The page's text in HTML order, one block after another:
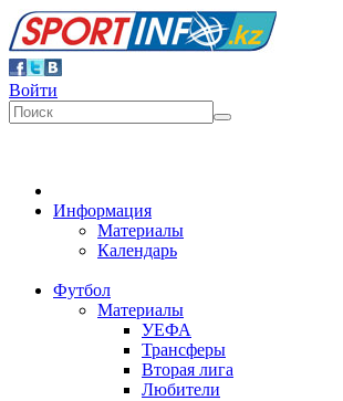
Войти
Информация
Материалы
Календарь
Футбол
Материалы
УЕФА
Трансферы
Вторая лига
Любители